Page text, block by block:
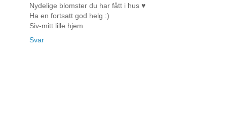
Nydelige blomster du har fått i hus ♥
Ha en fortsatt god helg :)
Siv-mitt lille hjem
Svar